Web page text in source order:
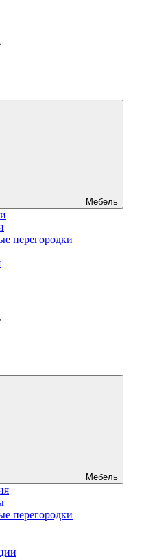
Мебель
перегородки
Мебель
перегородки